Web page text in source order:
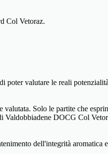
Col Vetoraz.
valutare le reali
Solo le partite che
Valdobbiadene DOCG Col
dell'integrità